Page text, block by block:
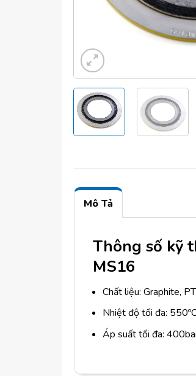
Mô Tả
Thông số kỹ
MS16
Chất liệu: Graphite,
Nhiệt độ tối đa:
Áp suất tối đa: